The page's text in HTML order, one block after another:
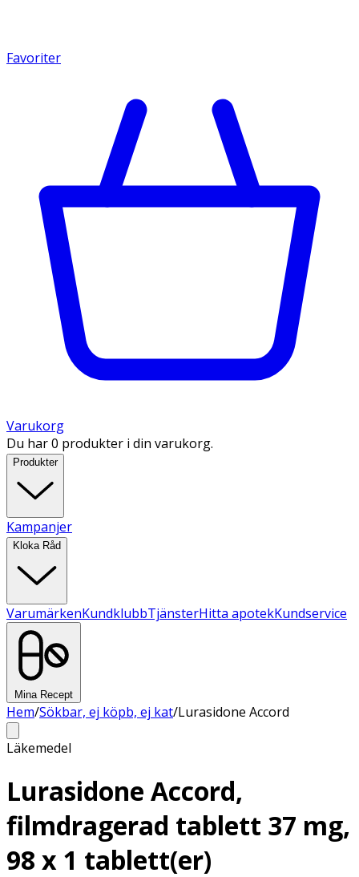
Favoriter
Varukorg
Du har 0 produkter i din varukorg.
Produkter
Kampanjer
Kloka Råd
VarumärkenKundklubbTjänsterHitta apotekKundservice
Mina Recept
Hem/Sökbar, ej köpb, ej kat/Lurasidone Accord
Läkemedel
Lurasidone Accord,
filmdragerad tablett 37 mg,
98 x 1 tablett(er)